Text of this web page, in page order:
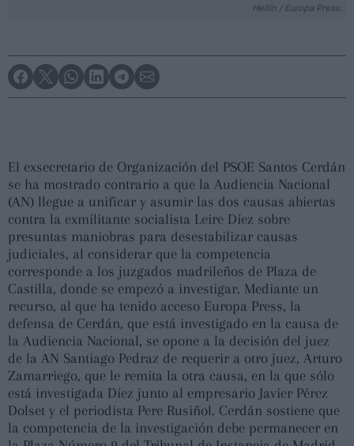
Hellín / Europa Press.
El exsecretario de Organización del PSOE Santos Cerdán
se ha mostrado contrario a que la Audiencia Nacional
(AN) llegue a unificar y asumir las dos causas abiertas
contra la exmilitante socialista Leire Díez sobre
presuntas maniobras para desestabilizar causas
judiciales, al considerar que la competencia
corresponde a los juzgados madrileños de Plaza de
Castilla, donde se empezó a investigar. Mediante un
recurso, al que ha tenido acceso Europa Press, la
defensa de Cerdán, que está investigado en la causa de
la Audiencia Nacional, se opone a la decisión del juez
de la AN Santiago Pedraz de requerir a otro juez, Arturo
Zamarriego, que le remita la otra causa, en la que sólo
está investigada Díez junto al empresario Javier Pérez
Dolset y el periodista Pere Rusiñol. Cerdán sostiene que
la competencia de la investigación debe permanecer en